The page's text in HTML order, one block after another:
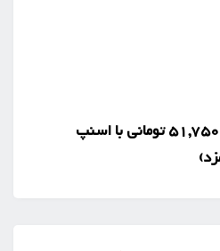
4 قسط ماهانه 51,750 تومانی با اسنپ